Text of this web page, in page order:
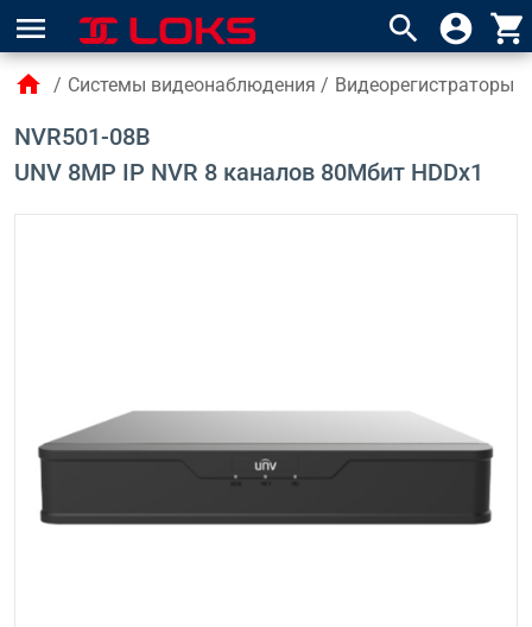
menu search account_circle shopping_cart
home / Системы видеонаблюдения / Видеорегистраторы
NVR501-08B
UNV 8MP IP NVR 8 каналов 80Мбит HDDx1